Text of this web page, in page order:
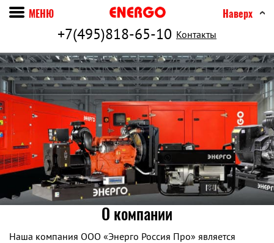
+7(495)818-65-10 Контакты
МЕНЮ Наверх
О компании
Наша компания ООО «Энерго Россия Про» является